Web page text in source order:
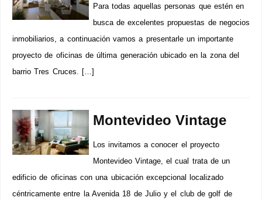
Para todas aquellas personas que estén en
busca de excelentes propuestas de negocios
inmobiliarios, a continuación vamos a presentarle un importante
proyecto de oficinas de última generación ubicado en la zona del
barrio Tres Cruces. […]
Montevideo Vintage
Los invitamos a conocer el proyecto
Montevideo Vintage, el cual trata de un
edificio de oficinas con una ubicación excepcional localizado
céntricamente entre la Avenida 18 de Julio y el club de golf de